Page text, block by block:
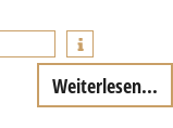
Weiterlesen...